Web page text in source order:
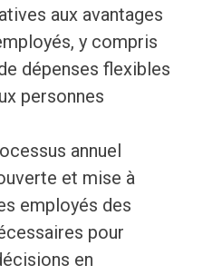
aux avantages
y compris
dépenses flexibles
personnes
annuel
et mise à
employés des
pour
en